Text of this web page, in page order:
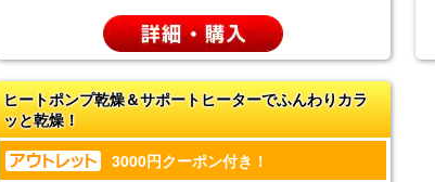
ヒートポンプ乾燥＆サポートヒーターでふんわりカラ
ッと乾燥！
3000円クーポン付き！